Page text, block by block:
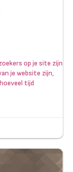
op je site zijn
je website zijn,
tijd